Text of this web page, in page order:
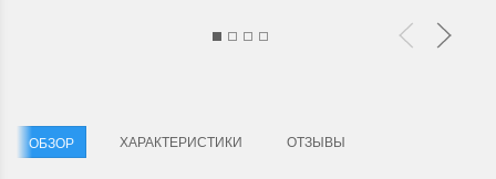
ОБЗОР ХАРАКТЕРИСТИКИ ОТЗЫВЫ